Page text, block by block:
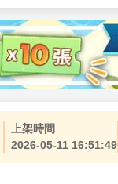
上架時間
2026-05-11 16:51:49